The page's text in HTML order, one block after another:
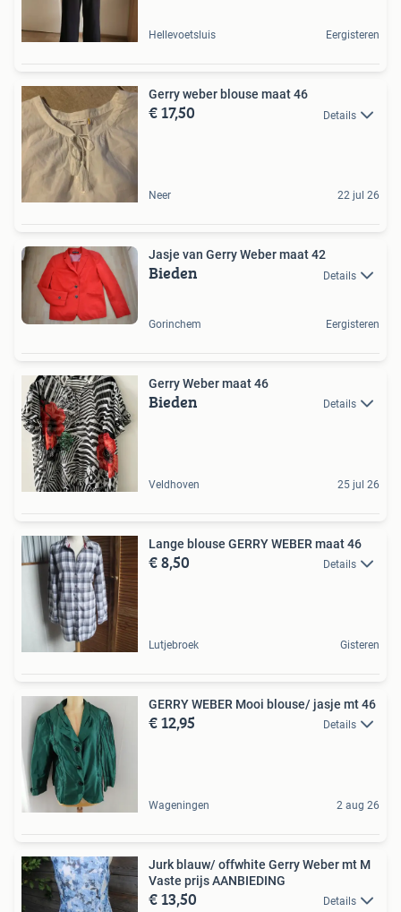
Hellevoetsluis Eergisteren
Gerry weber blouse maat 46
€ 17,50 Details
Neer 22 jul 26
Jasje van Gerry Weber maat 42
Bieden Details
Gorinchem Eergisteren
Gerry Weber maat 46
Bieden Details
Veldhoven 25 jul 26
Lange blouse GERRY WEBER maat 46
€ 8,50 Details
Lutjebroek Gisteren
GERRY WEBER Mooi blouse/ jasje mt 46
€ 12,95 Details
Wageningen 2 aug 26
Jurk blauw/ offwhite Gerry Weber mt M
Vaste prijs AANBIEDING
€ 13,50 Details